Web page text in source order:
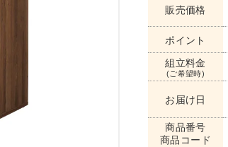
販売価格
ポイント
組立料金
(ご希望時)
お届け日
商品番号
商品コード